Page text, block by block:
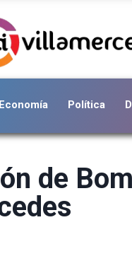
Economía Política
de